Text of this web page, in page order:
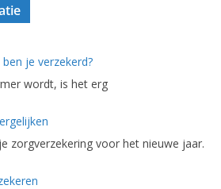
je verzekerd?
wordt, is het erg
zorgverzekering voor het nieuwe jaar.